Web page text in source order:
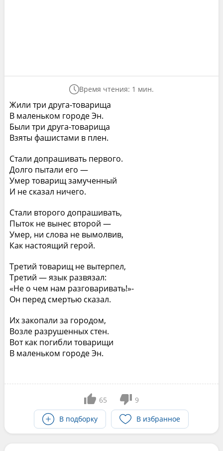
Время чтения: 1 мин.
Жили три друга-товарища
В маленьком городе Эн.
Были три друга-товарища
Взяты фашистами в плен.
Стали допрашивать первого.
Долго пытали его —
Умер товарищ замученный
И не сказал ничего.
Стали второго допрашивать,
Пыток не вынес второй —
Умер, ни слова не вымолвив,
Как настоящий герой.
Третий товарищ не вытерпел,
Третий — язык развязал:
«Не о чем нам разговаривать!»-
Он перед смертью сказал.
Их закопали за городом,
Возле разрушенных стен.
Вот как погибли товарищи
В маленьком городе Эн.
65
9
В подборку
В избранное